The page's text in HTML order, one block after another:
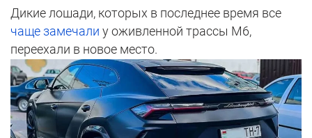
Дикие лошади, которых в последнее время все
чаще замечали у оживленной трассы М6,
переехали в новое место.